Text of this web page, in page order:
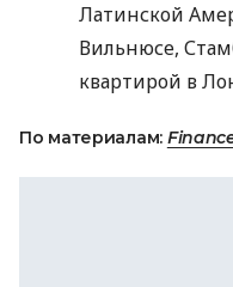
Латинской
Вильнюсе,
квартирой в
По материалам: